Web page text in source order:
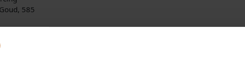
a
585
bij JuweliersWebshop.nl – Gratis verzekerde verzending in Nederland